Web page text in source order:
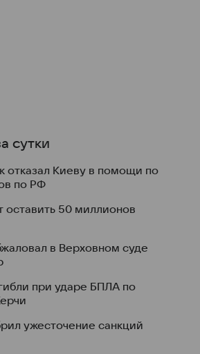
сутки
отказал Киеву в помощи по
по РФ
50 миллионов
в Верховном суде
при ударе БПЛА по
ужесточение санкций